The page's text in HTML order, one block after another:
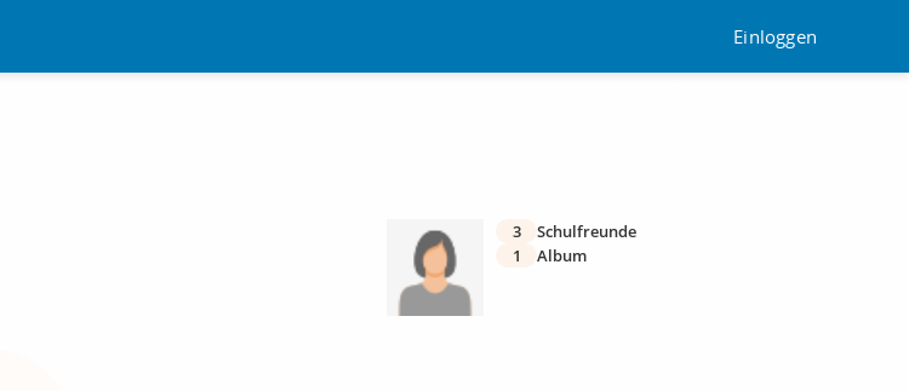
Einloggen
3
Schulfreunde
1
Album